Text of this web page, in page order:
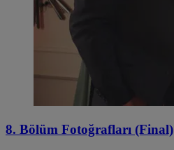
8. Bölüm Fotoğrafları (Final)